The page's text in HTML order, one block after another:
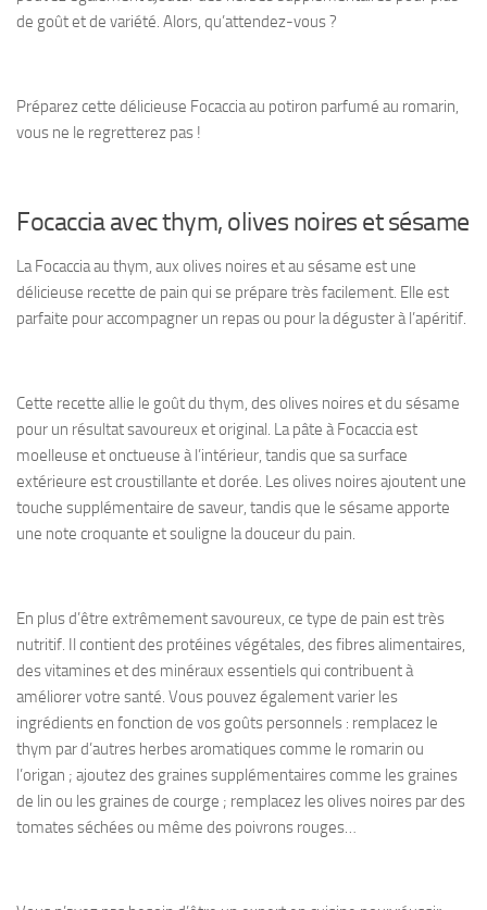
de goût et de variété. Alors, qu’attendez-vous ?
Préparez cette délicieuse Focaccia au potiron parfumé au romarin,
vous ne le regretterez pas !
Focaccia avec thym, olives noires et sésame
La Focaccia au thym, aux olives noires et au sésame est une
délicieuse recette de pain qui se prépare très facilement. Elle est
parfaite pour accompagner un repas ou pour la déguster à l’apéritif.
Cette recette allie le goût du thym, des olives noires et du sésame
pour un résultat savoureux et original. La pâte à Focaccia est
moelleuse et onctueuse à l’intérieur, tandis que sa surface
extérieure est croustillante et dorée. Les olives noires ajoutent une
touche supplémentaire de saveur, tandis que le sésame apporte
une note croquante et souligne la douceur du pain.
En plus d’être extrêmement savoureux, ce type de pain est très
nutritif. Il contient des protéines végétales, des fibres alimentaires,
des vitamines et des minéraux essentiels qui contribuent à
améliorer votre santé. Vous pouvez également varier les
ingrédients en fonction de vos goûts personnels : remplacez le
thym par d’autres herbes aromatiques comme le romarin ou
l’origan ; ajoutez des graines supplémentaires comme les graines
de lin ou les graines de courge ; remplacez les olives noires par des
tomates séchées ou même des poivrons rouges…